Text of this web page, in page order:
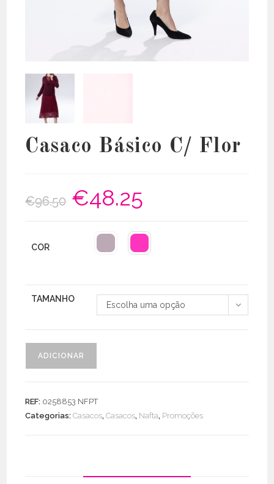
Casaco Básico C/ Flor
€96.50
O
preço
original
€48.25
COR
TAMANHO
Escolha uma opção
ADICIONAR
REF: 0258853 NFPT
Categorias:Casacos,Casacos, Nafta, Promoções